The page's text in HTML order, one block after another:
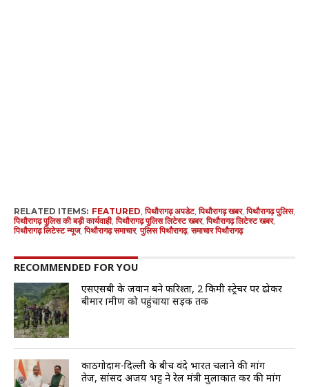
RELATED ITEMS: FEATURED,पिथौरागढ़ अपडेट,पिथौरागढ़ खबर,पिथौरागढ़ पुलिस,
पिथौरागढ़ पुलिस की बड़ी कार्यवाही,पिथौरागढ़ पुलिस लिटेस्ट खबर,पिथौरागढ़ लिटेस्ट खबर,
पिथौरागढ़ लिटेस्ट न्यूज,पिथौरागढ़ समाचार,पुलिस पिथौरागढ़,समाचार पिथौरागढ़
RECOMMENDED FOR YOU
एसएसबी के जवान बने फरिश्ता, 2 किमी स्ट्रेचर पर ढोकर
बीमार ग्रामीण को पहुंचाया सड़क तक
काठगोदाम-दिल्ली के बीच वंदे भारत चलाने की मांग
तेज, सांसद अजय भट्ट ने रेल मंत्री मुलाकात कर की मांग